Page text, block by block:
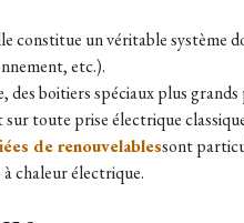
constitue un véritable
etc.).
des boitiers spéciaux plus
toute prise électrique
de renouvelablessont
chaleur électrique.